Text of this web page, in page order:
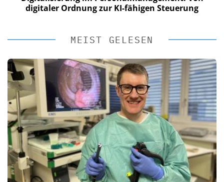
digitaler Ordnung zur KI-fähigen Steuerung
MEIST GELESEN